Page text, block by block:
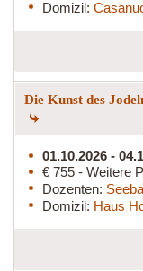
Domizil:
Die Kunst des
01.10.2026 -
€ 755 - Weitere
Dozenten:
Domizil: Haus